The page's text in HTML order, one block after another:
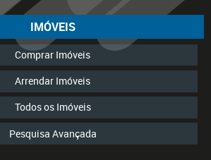
IMÓVEIS
Comprar Imóveis
Arrendar Imóveis
Todos os Imóveis
Pesquisa Avançada